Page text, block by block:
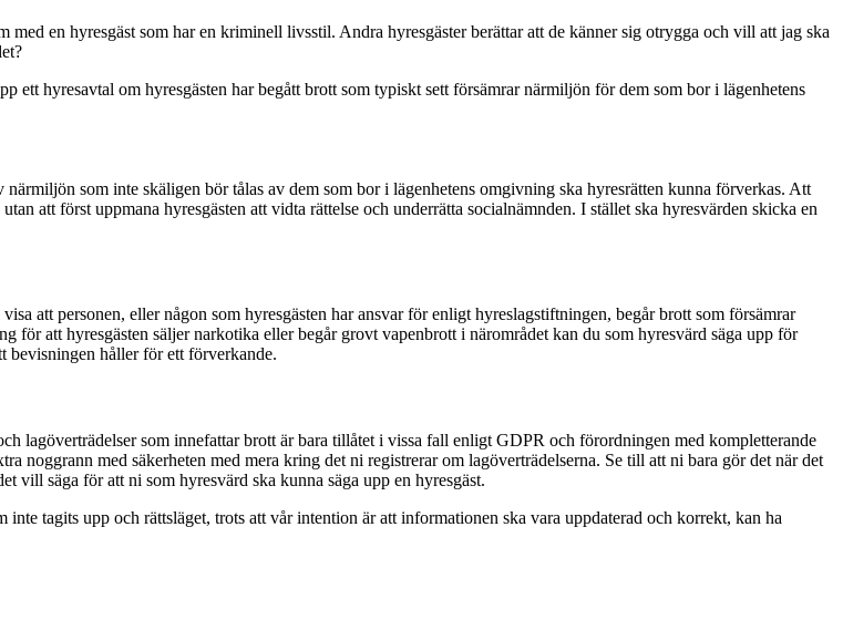
en hyresgäst som har en kriminell livsstil. Andra hyresgäster berättar att de känner sig otrygga och vill att jag ska
ett hyresavtal om hyresgästen har begått brott som typiskt sett försämrar närmiljön för dem som bor i lägenhetens
som inte skäligen bör tålas av dem som bor i lägenhetens omgivning ska hyresrätten kunna förverkas. Att
att först uppmana hyresgästen att vidta rättelse och underrätta socialnämnden. I stället ska hyresvärden skicka en
att personen, eller någon som hyresgästen har ansvar för enligt hyreslagstiftningen, begår brott som försämrar
att hyresgästen säljer narkotika eller begår grovt vapenbrott i närområdet kan du som hyresvärd säga upp för
bevisningen håller för ett förverkande.
lagöverträdelser som innefattar brott är bara tillåtet i vissa fall enligt GDPR och förordningen med kompletterande
noggrann med säkerheten med mera kring det ni registrerar om lagöverträdelserna. Se till att ni bara gör det när det
vill säga för att ni som hyresvärd ska kunna säga upp en hyresgäst.
tagits upp och rättsläget, trots att vår intention är att informationen ska vara uppdaterad och korrekt, kan ha